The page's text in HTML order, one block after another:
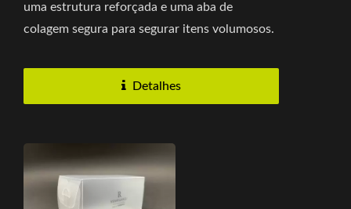
uma estrutura reforçada e uma aba de
colagem segura para segurar itens volumosos.
Detalhes